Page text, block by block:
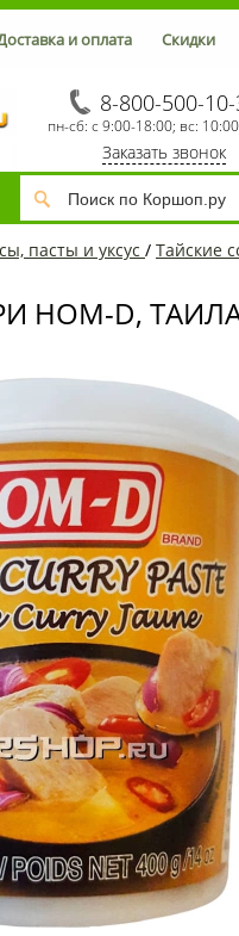
и оплата Скидки
8-800-500-
пн-сб: с 9:00-18:00; вс:
Заказать звонок
пасты и уксус / Тайские
HOM-D,